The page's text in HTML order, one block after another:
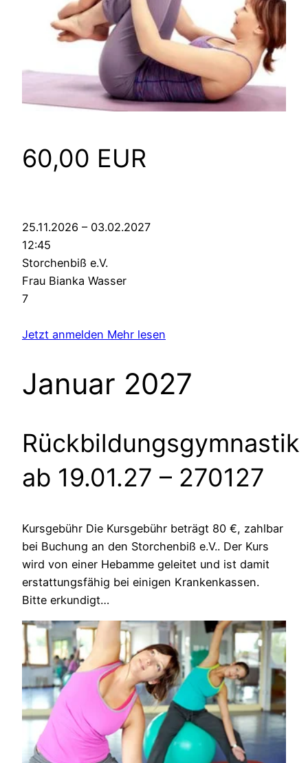
60,00 EUR
25.11.2026 – 03.02.2027
12:45
Storchenbiß e.V.
Frau Bianka Wasser
7
Jetzt anmelden Mehr lesen
Januar 2027
Rückbildungsgymnastik
ab 19.01.27 – 270127
Kursgebühr Die Kursgebühr beträgt 80 €, zahlbar
bei Buchung an den Storchenbiß e.V.. Der Kurs
wird von einer Hebamme geleitet und ist damit
erstattungsfähig bei einigen Krankenkassen.
Bitte erkundigt…